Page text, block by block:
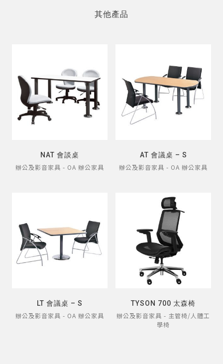
其他產品
NAT 會談桌
辦公及影音家具 - OA 辦公家具
AT 會議桌 – S
辦公及影音家具 - OA 辦公家具
LT 會議桌 – S
辦公及影音家具 - OA 辦公家具
TYSON 700 太森椅
辦公及影音家具 - 主管椅/人體工
學椅